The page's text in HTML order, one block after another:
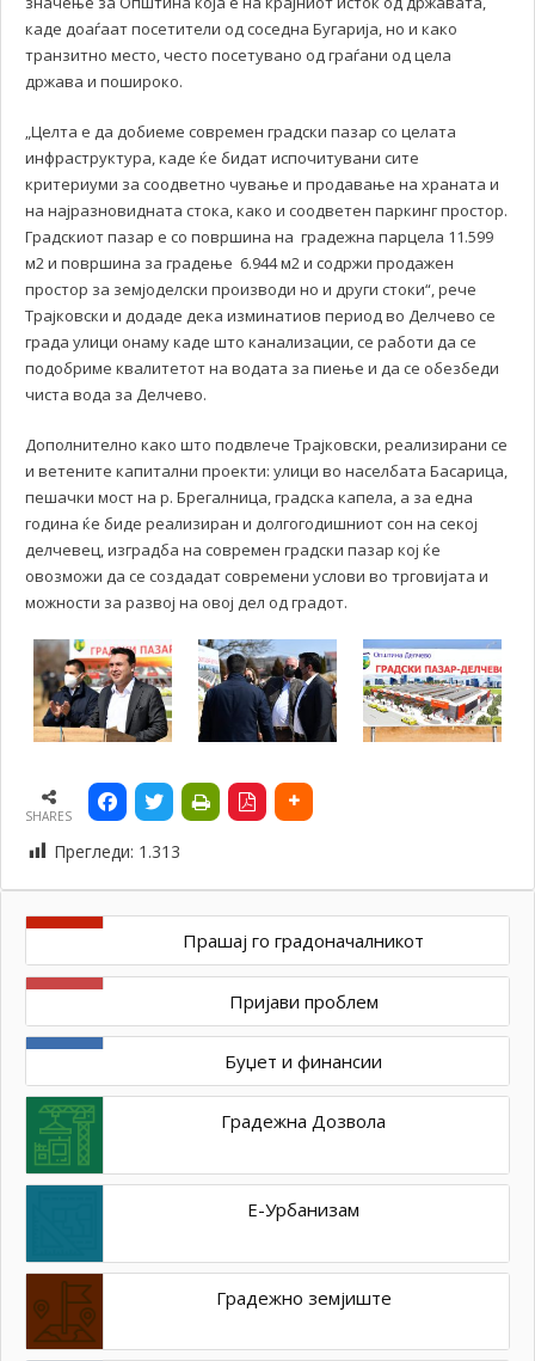
каде доаѓаат посетители од соседна Бугарија, но и како
транзитно место, често посетувано од граѓани од цела
држава и пошироко.
„Целта е да добиеме современ градски пазар со целата
инфраструктура, каде ќе бидат испочитувани сите
критериуми за соодветно чување и продавање на храната и
на најразновидната стока, како и соодветен паркинг простор.
Градскиот пазар е со површина на градежна парцела 11.599
м2 и површина за градење 6.944 м2 и содржи продажен
простор за земјоделски производи но и други стоки“, рече
Трајковски и додаде дека изминатиов период во Делчево се
града улици онаму каде што канализации, се работи да се
подобриме квалитетот на водата за пиење и да се обезбеди
чиста вода за Делчево.
Дополнително како што подвлече Трајковски, реализирани се
и ветените капитални проекти: улици во населбата Басарица,
пешачки мост на р. Брегалница, градска капела, а за една
година ќе биде реализиран и долгогодишниот сон на секој
делчевец, изградба на современ градски пазар кој ќе
овозможи да се создадат современи услови во трговијата и
можности за развој на овој дел од градот.
SHARES
Прегледи: 1.313
Прашај го градоначалникот
Пријави проблем
Буџет и финансии
Градежна Дозвола
Е-Урбанизам
Градежно земјиште